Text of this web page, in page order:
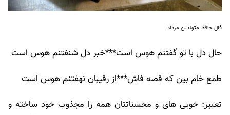
فال حافظ متولدین مرداد
حال دل با تو گفتنم هوس است***خبر دل شنفتنم هوس است
طمع خام بین که قصه فاش***از رقیبان نهفتنم هوس است
تعبیر: خوبی های و محسناتتان همه را مجذوب خود ساخته و